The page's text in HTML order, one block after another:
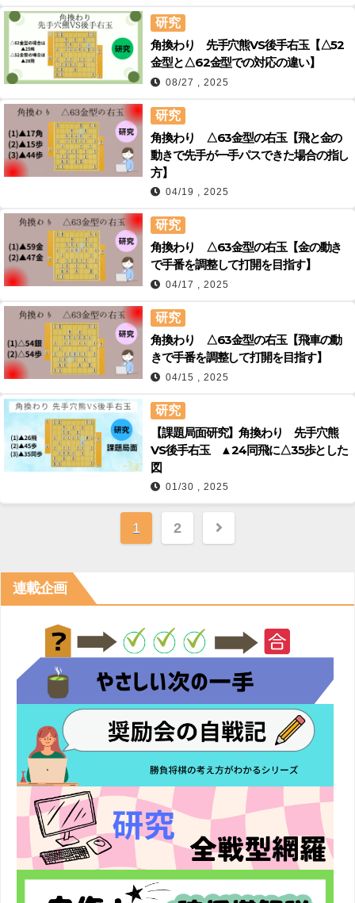
研究
角換わり 先手穴熊VS後手右玉【△52
金型と△62金型での対応の違い】
08/27 , 2025
研究
角換わり △63金型の右玉【飛と金の
動きで先手が一手パスできた場合の指し
方】
04/19 , 2025
研究
角換わり △63金型の右玉【金の動き
で手番を調整して打開を目指す】
04/17 , 2025
研究
角換わり △63金型の右玉【飛車の動
きで手番を調整して打開を目指す】
04/15 , 2025
研究
【課題局面研究】角換わり 先手穴熊
VS後手右玉 ▲24同飛に△35歩とした
図
01/30 , 2025
投
ペ
ー
ジ
送
り
1 2
連載企画